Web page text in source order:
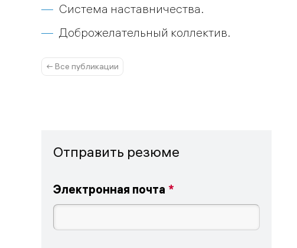
Система наставничества.
Доброжелательный коллектив.
← Все публикации
Отправить резюме
Электронная почта